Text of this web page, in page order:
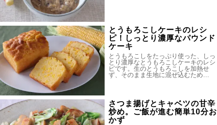
とうもろこしケーキのレシ
ピ！しっとり濃厚なパウンド
ケーキ
とうもろこしをたっぷり使った、しっ
とり濃厚なとうもろこしケーキのレシ
ピです。生のとうもろこしを加熱せ
ず、そのまま生地に混ぜ込むため…
さつま揚げとキャベツの甘辛
炒め。ご飯が進む簡単10分お
かず